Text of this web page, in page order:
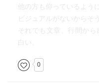
他の方も仰っているよう
ビジュアルがないからそ
それでも文章、行間か
白い。
0